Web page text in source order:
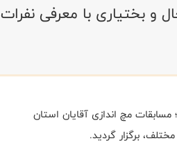
و بختیاری با معرفی نفرات
مچ اندازی آقایان استان